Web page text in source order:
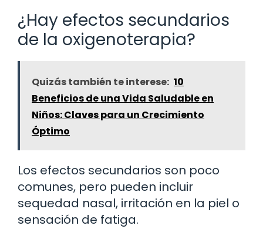
¿Hay efectos secundarios
de la oxigenoterapia?
Quizás también te interese: 10
Beneficios de una Vida Saludable en
Niños: Claves para un Crecimiento
Óptimo
Los efectos secundarios son poco
comunes, pero pueden incluir
sequedad nasal, irritación en la piel o
sensación de fatiga.